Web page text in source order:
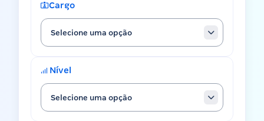
Cargo
Selecione uma opção
Nível
Selecione uma opção